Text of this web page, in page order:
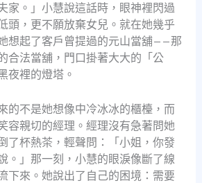
家。」小慧說這話時，眼神裡閃過
頭，更不願放棄女兒。就在她幾乎
想起了客戶曾提過的元山當舖——那
合法當舖，門口掛著大大的「公
夜裡的燈塔。
的不是她想像中冷冰冰的櫃檯，而
容親切的經理。經理沒有急著問她
了杯熱茶，輕聲問：「小姐，你發
。」那一刻，小慧的眼淚像斷了線
下來。她說出了自己的困境：需要